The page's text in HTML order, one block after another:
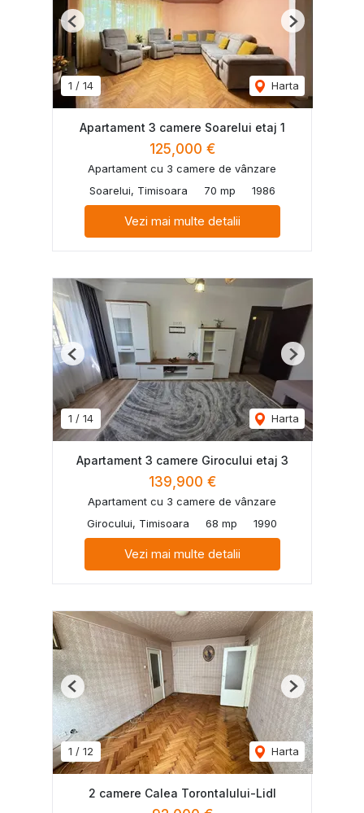
1 / 14 Harta
Previous Next
Apartament 3 camere Soarelui etaj 1
125,000 €
Apartament cu 3 camere de vânzare
Soarelui, Timisoara
70 mp 1986
Vezi mai multe detalii
1 / 14 Harta
Previous Next
Apartament 3 camere Girocului etaj 3
139,900 €
Apartament cu 3 camere de vânzare
Girocului, Timisoara
68 mp 1990
Vezi mai multe detalii
1 / 12 Harta
Previous Next
2 camere Calea Torontalului-Lidl